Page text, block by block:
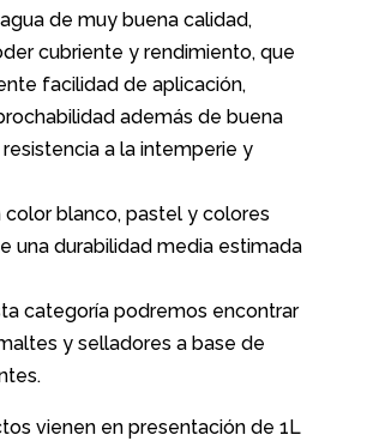
de muy buena calidad,
cubriente y rendimiento, que
facilidad de aplicación,
además de buena
a la intemperie y
blanco, pastel y colores
una durabilidad media estimada
categoría podremos encontrar
y selladores a base de
vienen en presentación de 1L